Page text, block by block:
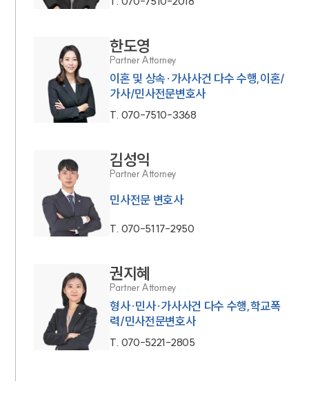
한도영
Partner Attorney
이혼 및 상속·가사사건 다수 수행,이혼/
가사/민사전문변호사
T. 070-7510-3368
김성익
Partner Attorney
민사전문 변호사
T. 070-5117-2950
권지혜
Partner Attorney
형사·민사·가사사건 다수 수행,학교폭
력/민사전문변호사
T. 070-5221-2805